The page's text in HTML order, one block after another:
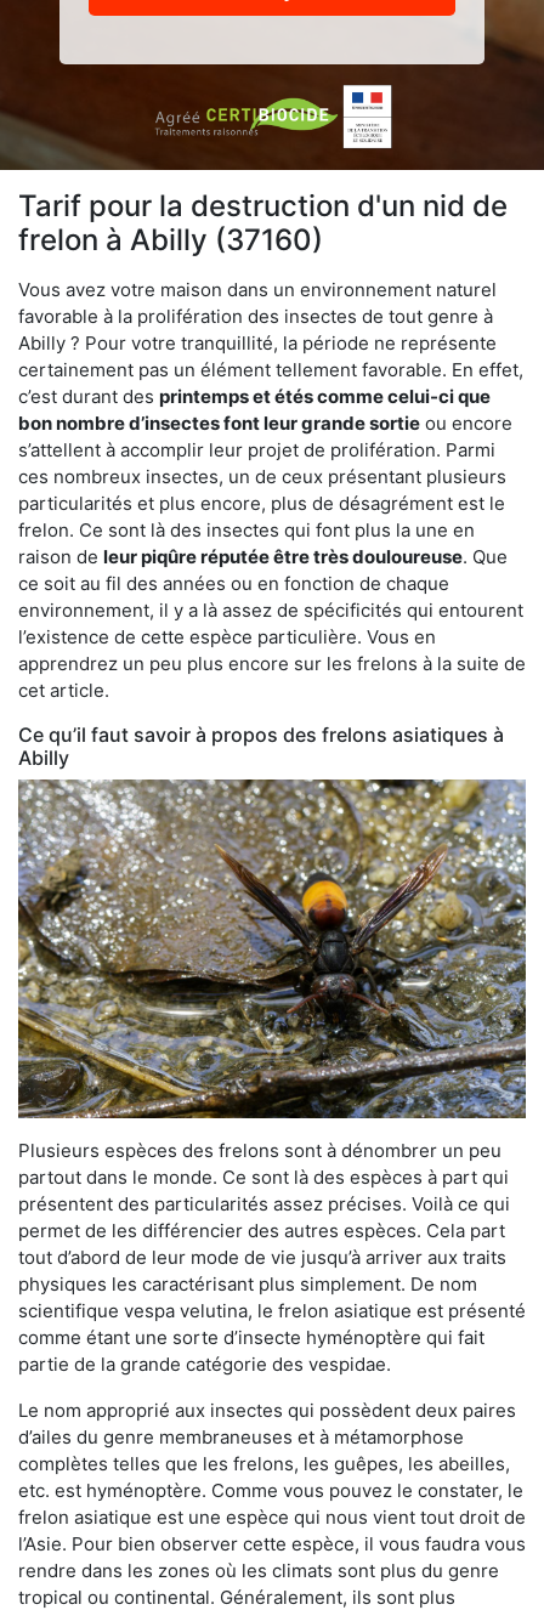
Tarif pour la destruction d'un nid de
frelon à Abilly (37160)
Vous avez votre maison dans un environnement naturel
favorable à la prolifération des insectes de tout genre à
Abilly ? Pour votre tranquillité, la période ne représente
certainement pas un élément tellement favorable. En effet,
c’est durant des printemps et étés comme celui-ci que
bon nombre d’insectes font leur grande sortie ou encore
s’attellent à accomplir leur projet de prolifération. Parmi
ces nombreux insectes, un de ceux présentant plusieurs
particularités et plus encore, plus de désagrément est le
frelon. Ce sont là des insectes qui font plus la une en
raison de leur piqûre réputée être très douloureuse. Que
ce soit au fil des années ou en fonction de chaque
environnement, il y a là assez de spécificités qui entourent
l’existence de cette espèce particulière. Vous en
apprendrez un peu plus encore sur les frelons à la suite de
cet article.
Ce qu’il faut savoir à propos des frelons asiatiques à
Abilly
Plusieurs espèces des frelons sont à dénombrer un peu
partout dans le monde. Ce sont là des espèces à part qui
présentent des particularités assez précises. Voilà ce qui
permet de les différencier des autres espèces. Cela part
tout d’abord de leur mode de vie jusqu’à arriver aux traits
physiques les caractérisant plus simplement. De nom
scientifique vespa velutina, le frelon asiatique est présenté
comme étant une sorte d’insecte hyménoptère qui fait
partie de la grande catégorie des vespidae.
Le nom approprié aux insectes qui possèdent deux paires
d’ailes du genre membraneuses et à métamorphose
complètes telles que les frelons, les guêpes, les abeilles,
etc. est hyménoptère. Comme vous pouvez le constater, le
frelon asiatique est une espèce qui nous vient tout droit de
l’Asie. Pour bien observer cette espèce, il vous faudra vous
rendre dans les zones où les climats sont plus du genre
tropical ou continental. Généralement, ils sont plus